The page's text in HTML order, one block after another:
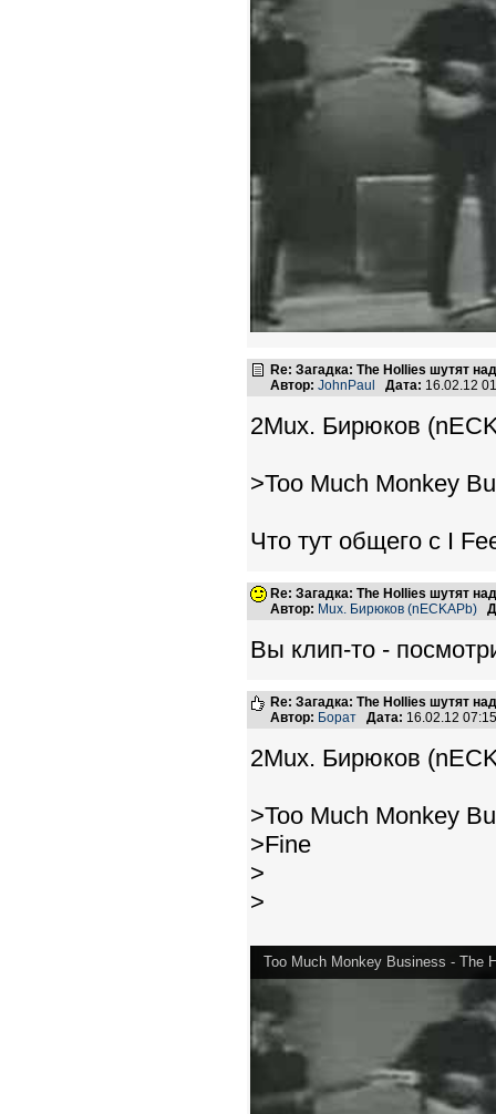
Re: Загадка: The Hollies шутят
Автор: JohnPaul Дата: 16.02.12
2Mux. Бирюков
>Too Much Monkey
Что тут общего с I
Re: Загадка: The Hollies шутят
Автор: Mux. Бирюков (nECKAPb)
Вы клип-то -
Re: Загадка: The Hollies шутят
Автор: Борат Дата: 16.02.12
2Mux. Бирюков
>Too Much Monkey
>Fine
>
>
Too Much Monkey Business - The